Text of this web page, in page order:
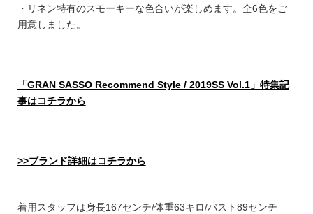
・リネン特有のスモーキーな色合いが楽しめます。全6色をご
用意しました。
「GRAN SASSO Recommend Style / 2019SS Vol.1」特集記
事はコチラから
>>ブランド詳細はコチラから
着用スタッフは身長167センチ/体重63キロ/バスト89センチ